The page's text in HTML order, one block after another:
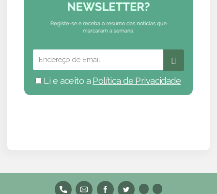
Li e aceito a Política de Privacidade